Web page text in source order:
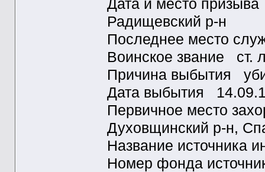
Дата и место
Радищевский р-н
Последнее место
Воинское звание ст.
Причина выбытия
Дата выбытия
Первичное место
Духовщинский р-н,
Название
Номер фонда